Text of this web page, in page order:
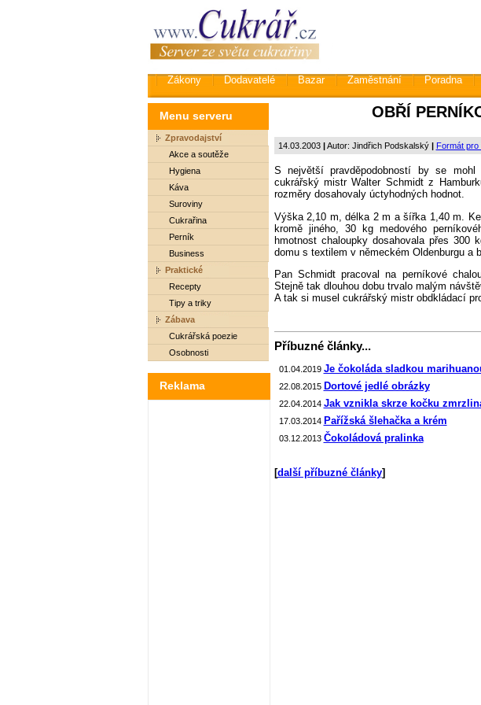
Zákony Dodavatelé Bazar Zaměstnání Poradna
Menu serveru
Zpravodajství
Akce a soutěže
Hygiena
Káva
Suroviny
Cukrařina
Perník
Business
Praktické
Recepty
Tipy a triky
Zábava
Cukrářská poezie
Osobnosti
Reklama
OBŘÍ
14.03.2003 |Autor: Jindřich Podskalský | Formát pro
S největší pravděpodobností by se
cukrářský mistr Walter Schmidt z
rozměry dosahovaly úctyhodných hodnot.
Výška 2,10 m, délka 2 m a šířka 1,40 m.
kromě jiného, 30 kg medového
hmotnost chaloupky dosahovala přes 300
domu s textilem v německém Oldenburgu a
Pan Schmidt pracoval na perníkové
Stejně tak dlouhou dobu trvalo malým
A tak si musel cukrářský mistr obdkládací
Příbuzné články...
01.04.2019 Je čokoláda sladkou
22.08.2015 Dortové jedlé obrázky
22.04.2014 Jak vznikla skrze kočku
17.03.2014 Pařížská šlehačka a krém
03.12.2013 Čokoládová pralinka
[další příbuzné články]